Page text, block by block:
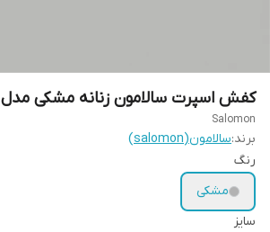
کفش اسپرت سالامون زنانه مشکی مدل X-Ultra
Salomon
برند:سالامون(salomon)
رنگ
مشکی
سایز